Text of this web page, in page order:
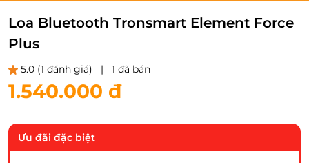
Loa Bluetooth Tronsmart Element Force
Plus
5.0 (1 đánh giá) | 1 đã bán
1.540.000 đ
Ưu đãi đặc biệt